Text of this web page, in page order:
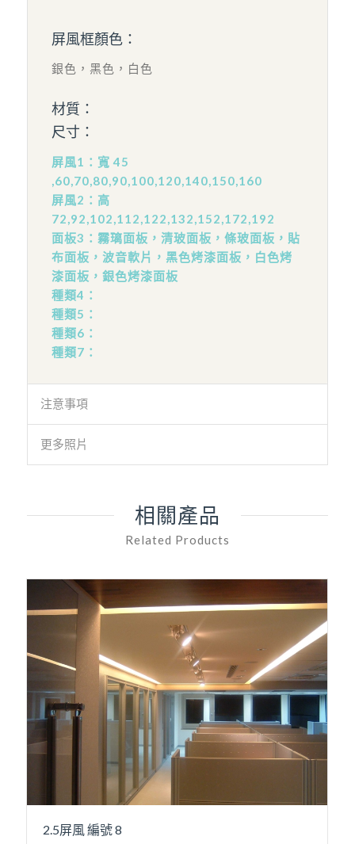
屏風框顏色：
銀色，黑色，白色
材質：
尺寸：
屏風1：寬 45
,60,70,80,90,100,120,140,150,160
屏風2：高
72,92,102,112,122,132,152,172,192
面板3：霧璃面板，清玻面板，條玻面板，貼
布面板，波音軟片，黑色烤漆面板，白色烤
漆面板，銀色烤漆面板
種類4：
種類5：
種類6：
種類7：
注意事項
更多照片
相關產品
Related Products
2.5屏風 編號 8